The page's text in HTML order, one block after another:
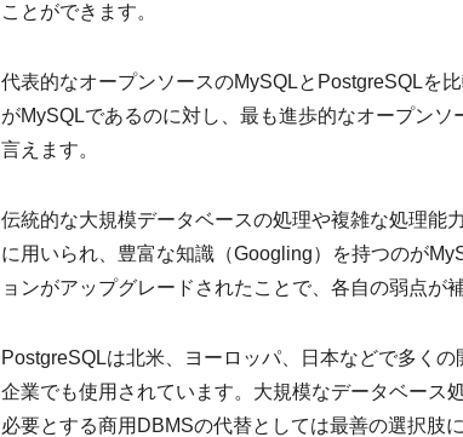
ことができます。
代表的なオープンソースのMySQLとPostgreSQLを
がMySQLであるのに対し、最も進歩的なオープン
言えます。
伝統的な大規模データベースの処理や複雑な処理能
に用いられ、豊富な知識（Googling）を持つのが
ョンがアップグレードされたことで、各自の弱点が
PostgreSQLは北米、ヨーロッパ、日本などで多く
企業でも使用されています。大規模なデータベース
必要とする商用DBMSの代替としては最善の選択肢